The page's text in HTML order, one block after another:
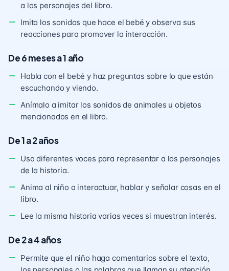
a los personajes del libro.
Imita los sonidos que hace el bebé y observa sus
reacciones para promover la interacción.
De 6 meses a 1 año
Habla con el bebé y haz preguntas sobre lo que están
escuchando y viendo.
Anímalo a imitar los sonidos de animales u objetos
mencionados en el libro.
De 1 a 2 años
Usa diferentes voces para representar a los personajes
de la historia.
Anima al niño a interactuar, hablar y señalar cosas en el
libro.
Lee la misma historia varias veces si muestran interés.
De 2 a 4 años
Permite que el niño haga comentarios sobre el texto,